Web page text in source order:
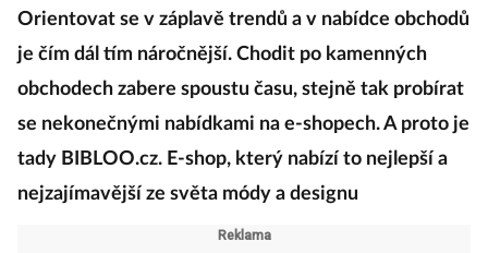
Orientovat se v záplavě trendů a v nabídce obchodů
je čím dál tím náročnější. Chodit po kamenných
obchodech zabere spoustu času, stejně tak probírat
se nekonečnými nabídkami na e-shopech. A proto je
tady BIBLOO.cz. E-shop, který nabízí to nejlepší a
nejzajímavější ze světa módy a designu